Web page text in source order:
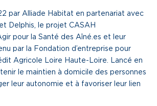
gouvernance de proximité
histoire
rejoindre
par Alliade Habitat en partenariat avec
Delphis, le projet CASAH
pour la Santé des Aîné.es et leur
par la Fondation d’entreprise pour
Agricole Loire Haute-Loire. Lancé en
le maintien à domicile des personnes
leur autonomie et à favoriser leur lien